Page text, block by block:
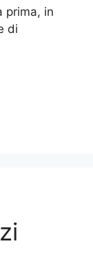
prima, in
di